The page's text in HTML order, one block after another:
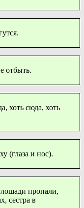
отбыть.
хоть сюда, хоть
(глаза и нос).
пропали,
сестра в